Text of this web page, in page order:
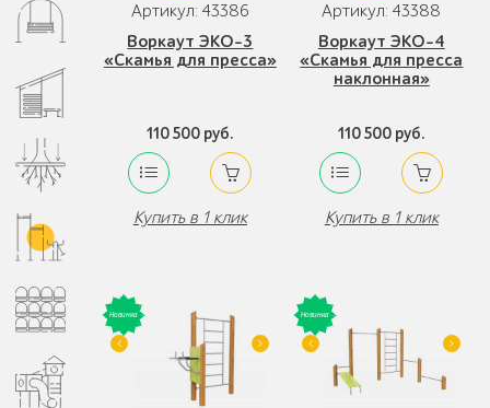
Артикул: 43386
Воркаут ЭКО-3
«Скамья для пресса»
110 500 руб.
Купить в 1 клик
Артикул: 43388
Воркаут ЭКО-4
«Скамья для пресса
наклонная»
110 500 руб.
Купить в 1 клик